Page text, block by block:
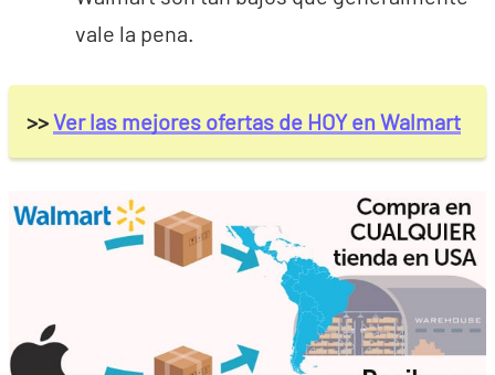
vale la pena.
>>Ver las mejores ofertas de HOY en Walmart